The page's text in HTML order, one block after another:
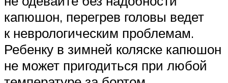
капюшон, перегрев головы ведет
к неврологическим проблемам.
Ребенку в зимней коляске капюшон
не может пригодиться при любой